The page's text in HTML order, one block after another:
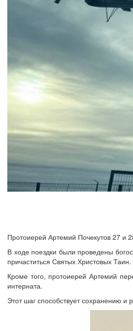
Протоиерей Артемий Почекутов 27 и
В ходе поездки были проведены
причаститься Святых Христовых Таин.
Кроме того, протоиерей Артемий
интерната.
Этот шаг способствует сохранению и